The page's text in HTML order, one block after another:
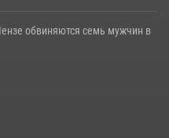
обвиняются семь мужчин в